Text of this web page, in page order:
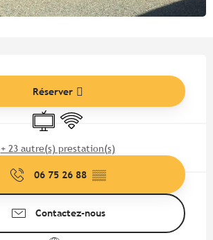
Réserver
Télévision
WiFi
+ 23 autre(s) prestation(s)
06 75 26 88 ▒▒
Contactez-nous